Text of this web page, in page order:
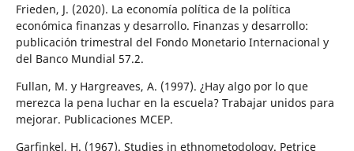
Frieden, J. (2020). La economía política de la política
económica finanzas y desarrollo. Finanzas y desarrollo:
publicación trimestral del Fondo Monetario Internacional y
del Banco Mundial 57.2.
Fullan, M. y Hargreaves, A. (1997). ¿Hay algo por lo que
merezca la pena luchar en la escuela? Trabajar unidos para
mejorar. Publicaciones MCEP.
Garfinkel, H. (1967). Studies in ethnometodology. Petrice